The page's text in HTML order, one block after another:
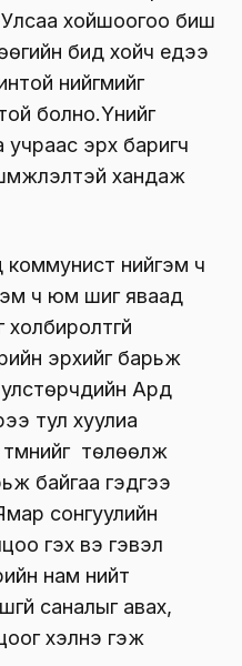
хойшоогоо биш
бид хойч үедээ
нийг­мийг
болно.Үүнийг
учраас эрх баригч
хандаж
нийгэм ч
ч юм шиг яваад
эрхийг барьж
Ард
тул хуулиа
төлөөлж
байгаа гэдгээ
сонгуулийн
гэх вэ гэвэл
нам нийт
саналыг авах,
хэлнэ гэж